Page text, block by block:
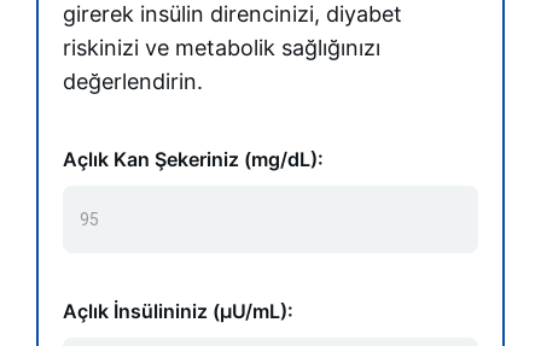
girerek insülin direncinizi, diyabet
riskinizi ve metabolik sağlığınızı
değerlendirin.
Açlık Kan Şekeriniz (mg/dL):
Açlık İnsülininiz (µU/mL):